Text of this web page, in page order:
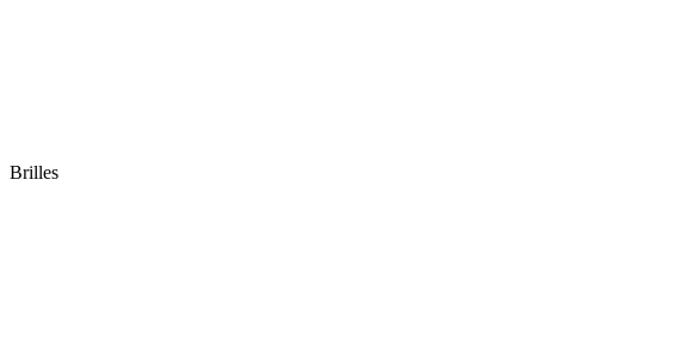
Brilles